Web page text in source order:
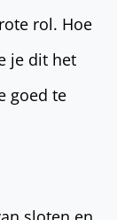
rol. Hoe
je dit het
goed te